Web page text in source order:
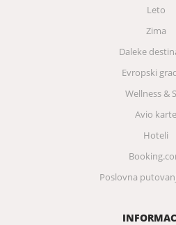
Leto
Zima
Daleke
Evropski
Wellness &
Avio karte
Hoteli
Poslovna